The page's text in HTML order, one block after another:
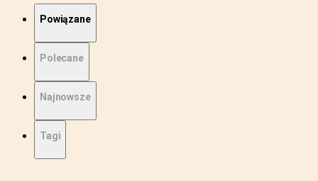
Powiązane
Polecane
Najnowsze
Tagi